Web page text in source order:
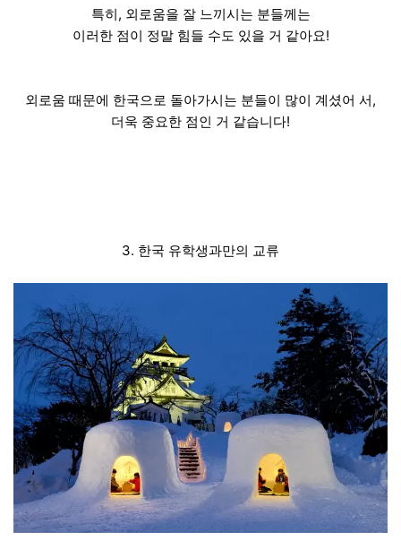
특히, 외로움을 잘 느끼시는 분들께는
이러한 점이 정말 힘들 수도 있을 거 같아요!
외로움 때문에 한국으로 돌아가시는 분들이 많이 계셨어 서,
더욱 중요한 점인 거 같습니다!
3. 한국 유학생과만의 교류